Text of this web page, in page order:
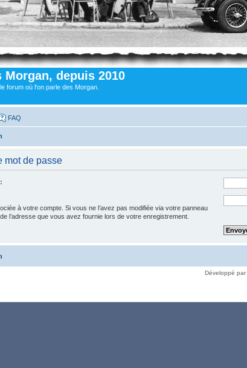
Morgan, depuis 2010
forum où l'on parle des Morgan.
FAQ
mot de passe
à votre compte. Si vous ne l’avez pas modifiée via votre panneau
de l’adresse que vous avez fournie lors de votre enregistrement.
Développé par